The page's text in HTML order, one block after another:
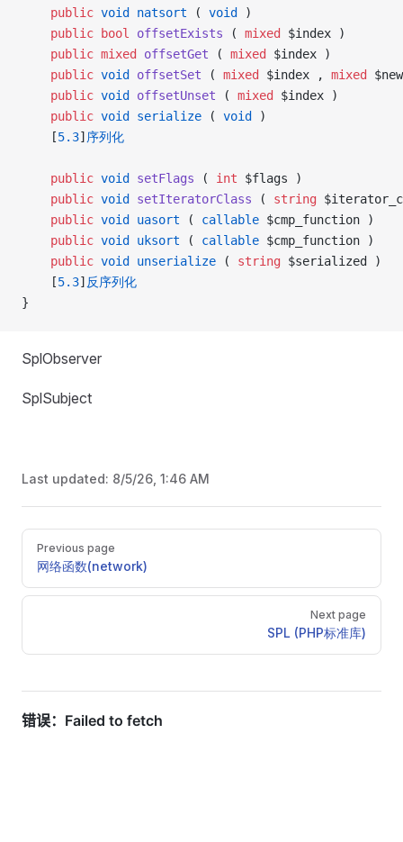
    public
void natsort ( void
)
    public
bool offsetExists ( mixed
$index )
    public
mixed offsetGet ( mixed
$index )
    public
void offsetSet ( mixed $index , mixed
    public
void offsetUnset ( mixed
$index )
    public
void serialize ( void
)
    [
5.3] 序列化
    public
void setFlags ( int $flags )
    public
void setIteratorClass ( string
    public
void uasort ( callable $cmp_function )
    public
void uksort ( callable $cmp_function )
    public
void unserialize ( string $serialized )
    [
5.3] 反序列化
}
SplObserver
SplSubject
Last updated: 8/5/26, 1:46 AM
Pager
Previous page
网络函数(network)
Next page
SPL (PHP标准库)